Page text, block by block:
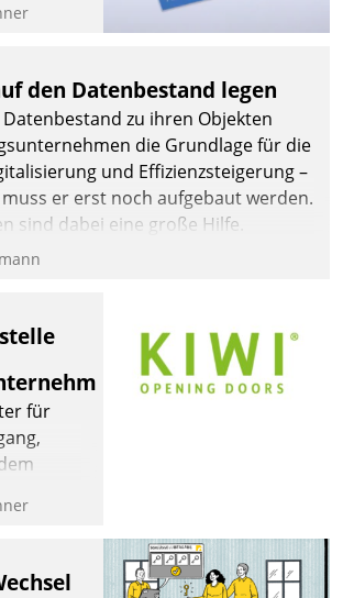
und
hat
Betrieb
die SAP
erstes
den Datenbestand legen
zu ihren Objekten
die Grundlage für die
und Effizienzsteigerung –
er erst noch aufgebaut werden.
sind dabei eine große Hilfe.
für